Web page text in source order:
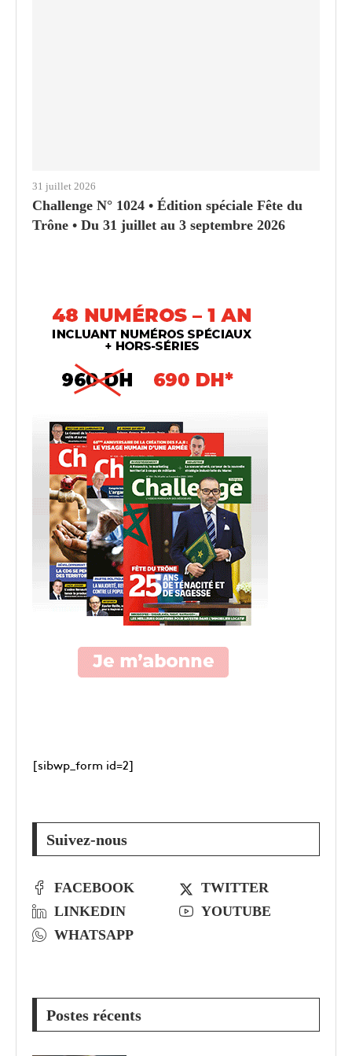
31 juillet 2026
Challenge N° 1024 • Édition spéciale Fête du
Trône • Du 31 juillet au 3 septembre 2026
[sibwp_form id=2]
Suivez-nous
FACEBOOK
TWITTER
LINKEDIN
YOUTUBE
WHATSAPP
Postes récents